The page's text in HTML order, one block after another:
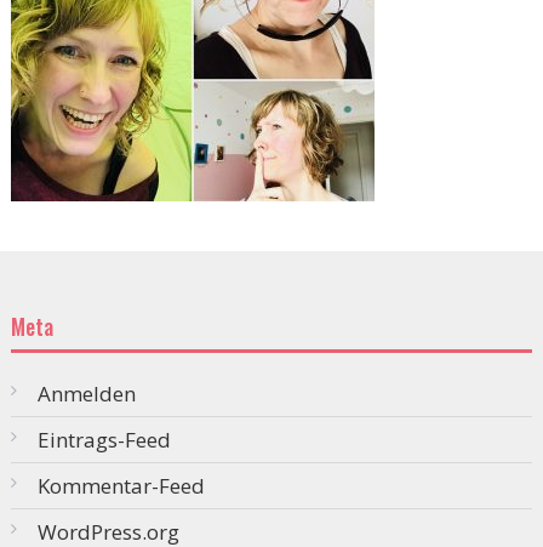
Meta
Anmelden
Eintrags-Feed
Kommentar-Feed
WordPress.org